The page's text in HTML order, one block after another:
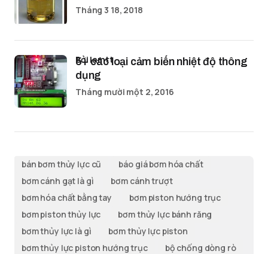
Tháng 3 18, 2018
5+ các loại cảm biến nhiệt độ thông
dụng
bởi lamtt
Tháng mười một 2, 2016
bán bơm thủy lực cũ
báo giá bơm hóa chất
bơm cánh gạt là gì
bơm cánh trượt
bơm hóa chất bằng tay
bơm piston hướng trục
bơm piston thủy lực
bơm thủy lực bánh răng
bơm thủy lực là gì
bơm thủy lực piston
bơm thủy lực piston hướng trục
bộ chống dòng rò